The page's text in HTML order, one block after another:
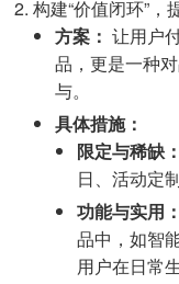
构建“价值闭环”，
方案： 让用户
品，更是一种
与。
具体措施：
限定与稀缺：
日、活动定
功能与实用：
品中，如智
用户在日常